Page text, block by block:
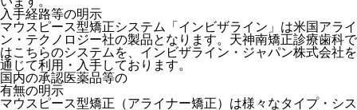
入手経路等の明示
マウスピース型矯正システム「インビザライン」は米国アライ
ン・テクノロジー社の製品となります。天神南矯正診療歯科で
はこちらのシステムを、インビザライン・ジャパン株式会社を
通じて利用・入手しております。
国内の承認医薬品等の
有無の明示
マウスピース型矯正（アライナー矯正）は様々なタイプ・シス